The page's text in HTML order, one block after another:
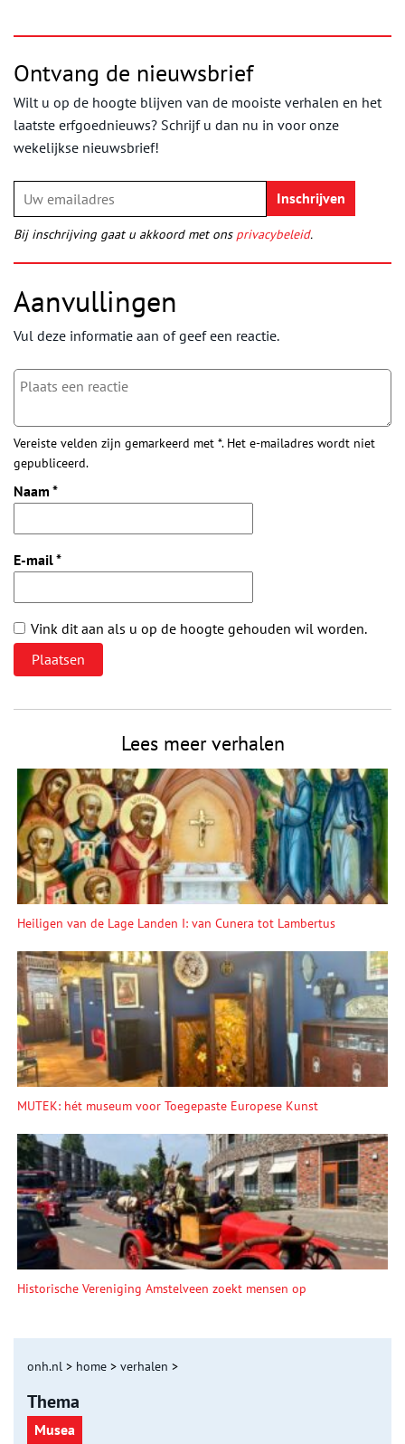
Ontvang de nieuwsbrief
Wilt u op de hoogte blijven van de mooiste verhalen en het
laatste erfgoednieuws? Schrijf u dan nu in voor onze
wekelijkse nieuwsbrief!
Bij inschrijving gaat u akkoord met ons privacybeleid.
Aanvullingen
Vul deze informatie aan of geef een reactie.
Vereiste velden zijn gemarkeerd met *. Het e-mailadres wordt niet
gepubliceerd.
Naam *
E-mail*
Vink dit aan als u op de hoogte gehouden wil worden.
Lees meer verhalen
Heiligen van de Lage Landen I: van Cunera tot Lambertus
MUTEK: hét museum voor Toegepaste Europese Kunst
Historische Vereniging Amstelveen zoekt mensen op
onh.nl > home > verhalen >
Thema
Musea